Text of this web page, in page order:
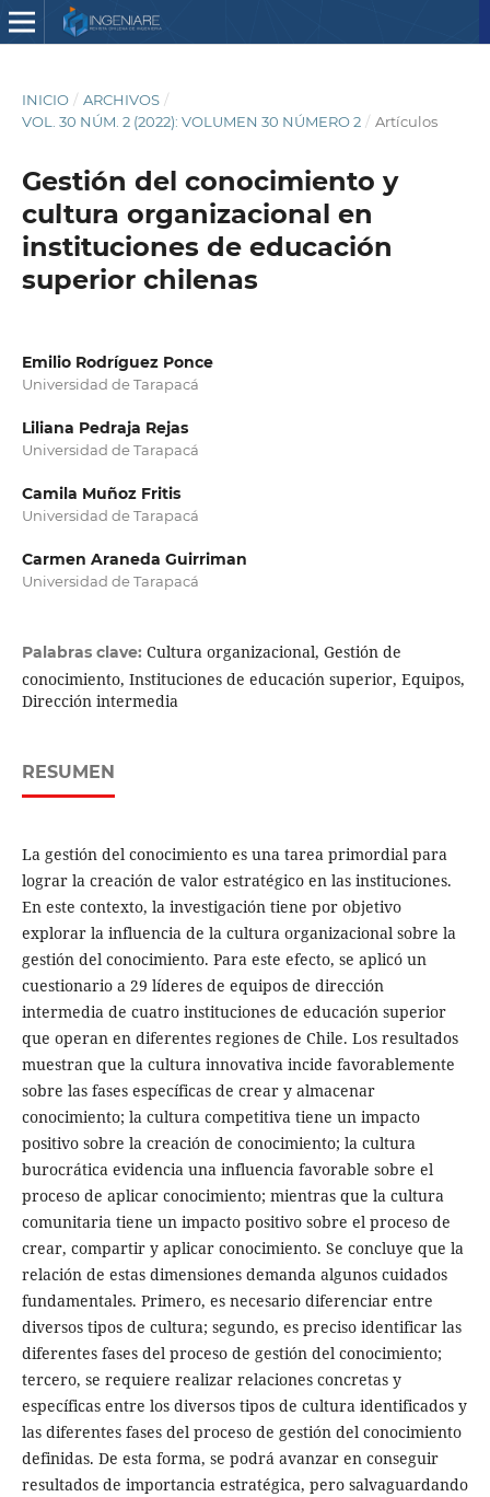
INICIO / ARCHIVOS /
VOL. 30 NÚM. 2 (2022): VOLUMEN 30 NÚMERO 2 / Artículos
Gestión del conocimiento y
cultura organizacional en
instituciones de educación
superior chilenas
Emilio Rodríguez Ponce
Universidad de Tarapacá
Liliana Pedraja Rejas
Universidad de Tarapacá
Camila Muñoz Fritis
Universidad de Tarapacá
Carmen Araneda Guirriman
Universidad de Tarapacá
Palabras clave: Cultura organizacional, Gestión de
conocimiento, Instituciones de educación superior, Equipos,
Dirección intermedia
RESUMEN
La gestión del conocimiento es una tarea primordial para
lograr la creación de valor estratégico en las instituciones.
En este contexto, la investigación tiene por objetivo
explorar la influencia de la cultura organizacional sobre la
gestión del conocimiento. Para este efecto, se aplicó un
cuestionario a 29 líderes de equipos de dirección
intermedia de cuatro instituciones de educación superior
que operan en diferentes regiones de Chile. Los resultados
muestran que la cultura innovativa incide favorablemente
sobre las fases específicas de crear y almacenar
conocimiento; la cultura competitiva tiene un impacto
positivo sobre la creación de conocimiento; la cultura
burocrática evidencia una influencia favorable sobre el
proceso de aplicar conocimiento; mientras que la cultura
comunitaria tiene un impacto positivo sobre el proceso de
crear, compartir y aplicar conocimiento. Se concluye que la
relación de estas dimensiones demanda algunos cuidados
fundamentales. Primero, es necesario diferenciar entre
diversos tipos de cultura; segundo, es preciso identificar las
diferentes fases del proceso de gestión del conocimiento;
tercero, se requiere realizar relaciones concretas y
específicas entre los diversos tipos de cultura identificados y
las diferentes fases del proceso de gestión del conocimiento
definidas. De esta forma, se podrá avanzar en conseguir
resultados de importancia estratégica, pero salvaguardando